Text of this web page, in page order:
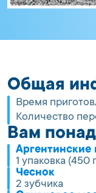
Общая
Время
Количество
Вам
Аргентинские
1 упаковка (450
Чеснок
2 зубчика